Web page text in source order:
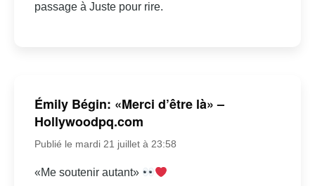
passage à Juste pour rire.
Émily Bégin: «Merci d’être là» –
Hollywoodpq.com
Publié le mardi 21 juillet à 23:58
«Me soutenir autant»